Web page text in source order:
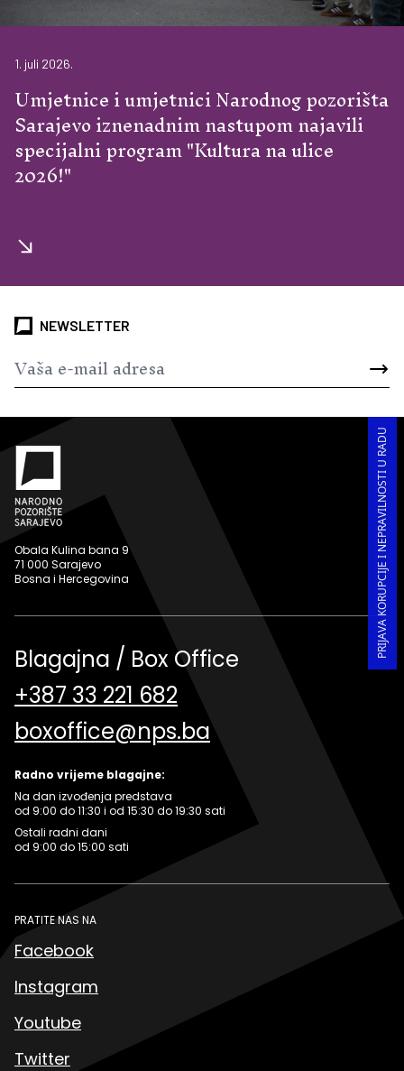
1. juli 2026.
Umjetnice i umjetnici Narodnog pozorišta
Sarajevo iznenadnim nastupom najavili
specijalni program "Kultura na ulice
2026!"
NEWSLETTER
PRIJAVA KORUPCIJE I NEPRAVILNOSTI U RADU
Obala Kulina bana 9
71 000 Sarajevo
Bosna i Hercegovina
Blagajna / Box Office
+387 33 221 682
boxoffice@nps.ba
Radno vrijeme blagajne:
Na dan izvođenja predstava
od 9:00 do 11:30 i od 15:30 do 19:30 sati
Ostali radni dani
od 9:00 do 15:00 sati
PRATITE NAS NA
Facebook
Instagram
Youtube
Twitter